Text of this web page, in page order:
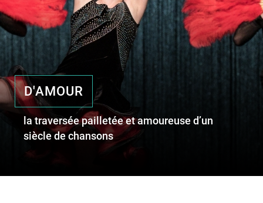
autour des représentations
scolaires et enseignements
partenaires culturels
le lieu
l'équipe
partenaires et mécènes
D'AMOUR
la traversée pailletée et amoureuse d’un
siècle de chansons